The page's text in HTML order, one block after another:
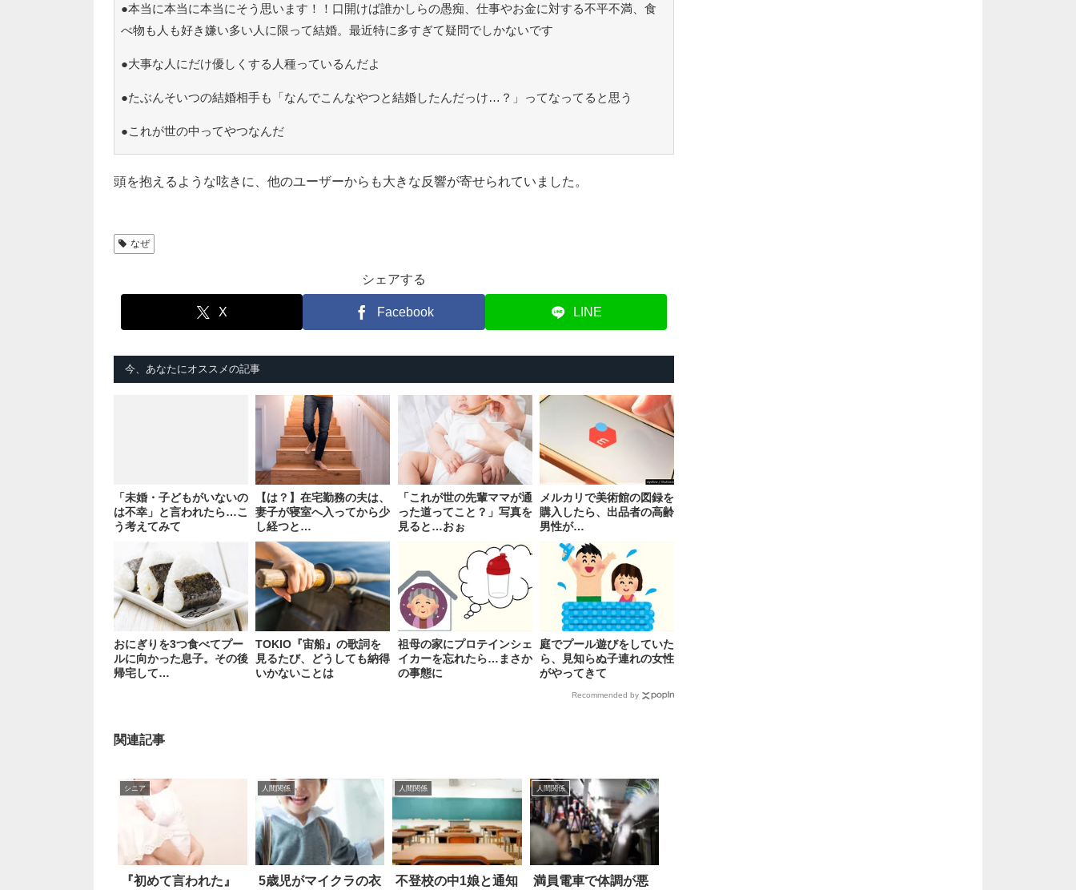
●本当に本当に本当にそう思います！！口開けば誰かしらの愚痴、仕事やお金に対する不平不満、食
べ物も人も好き嫌い多い人に限って結婚。最近特に多すぎて疑問でしかないです
●大事な人にだけ優しくする人種っているんだよ
●たぶんそいつの結婚相手も「なんでこんなやつと結婚したんだっけ…？」ってなってると思う
●これが世の中ってやつなんだ
頭を抱えるような呟きに、他のユーザーからも大きな反響が寄せられていました。
なぜ
シェアする
X Facebook LINE
今、あなたにオススメの記事
「未婚・子どもがいないの
は不幸」と言われたら…こ
う考えてみて
【は？】在宅勤務の夫は、
妻子が寝室へ入ってから少
し経つと…
「これが世の先輩ママが通
った道ってこと？」写真を
見ると…おぉ
メルカリで美術館の図録を
購入したら、出品者の高齢
男性が…
おにぎりを3つ食べてプー
ルに向かった息子。その後
帰宅して…
TOKIO『宙船』の歌詞を
見るたび、どうしても納得
いかないことは
祖母の家にプロテインシェ
イカーを忘れたら…まさか
の事態に
庭でプール遊びをしていた
ら、見知らぬ子連れの女性
がやってきて
Recommended by
関連記事
シニア
『初めて言われた』
人間関係
5歳児がマイクラの衣
人間関係
不登校の中1娘と通知
人間関係
満員電車で体調が悪